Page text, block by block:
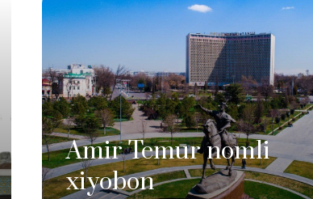
Amir Temur nomli
xiyobon